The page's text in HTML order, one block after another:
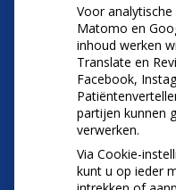
Voor
Matomo en
inhoud werken
Translate en
Facebook,
partijen kunnen
verwerken.
Via Cookie-
kunt u op ieder